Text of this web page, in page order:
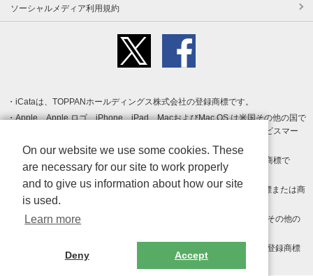
ソーシャルメディア利用規約
iCataは、TOPPANホールディングス株式会社の登録商標です。
Apple、Apple ロゴ、iPhone、iPad、MacおよびMac OS は米国その他の国で
登録された Apple Inc. の商標です。App Store は Apple Inc. のサービスマー
クです。
Android、Google Play および Google Play ロゴ は Google LLC の商標で
す。
Windows は Microsoft Inc.の米国およびその他の国における登録商標または商
標です。
Adobe、Adobe Reader、Adobe PDF は、Adobe Inc.の米国およびその他の
その他、記載されている会社名、商品名、ロゴは各社の商標または登録商標
On our website we use some cookies. These
are necessary for our site to work properly
and to give us information about how our site
is used.
Learn more
Deny Accept